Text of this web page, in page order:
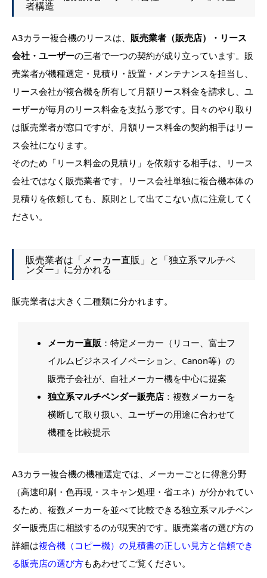
者構造
A3カラー複合機のリースは、 販売業者（販売店）・リース
会社・ユーザーの三者で一つの契約が成り立っています。販
売業者が機種選定・見積り・設置・メンテナンスを担当し、
リース会社が複合機を所有して月額リース料金を請求し、ユ
ーザーが毎月のリース料金を支払う形です。日々のやり取り
は販売業者が窓口ですが、月額リース料金の契約相手はリー
ス会社になります。
そのため「リース料金の見積り」を依頼する相手は、リース
会社ではなく販売業者です。リース会社単独に複合機本体の
見積りを依頼しても、原則として出てこない点に注意してく
ださい。
販売業者は「メーカー直販」と「独立系マルチベ
ンダー」に分かれる
販売業者は大きく二種類に分かれます。
メーカー直販 ：特定メーカー（リコー、富士フ
イルムビジネスイノベーション、Canon等）の
販売子会社が、自社メーカー機を中心に提案
独立系マルチベンダー販売店 ：複数メーカーを
横断して取り扱い、ユーザーの用途に合わせて
機種を比較提示
A3カラー複合機の機種選定では、メーカーごとに得意分野
（高速印刷・色再現・スキャン処理・省エネ）が分かれてい
るため、複数メーカーを並べて比較できる独立系マルチベン
ダー販売店に相談するのが現実的です。販売業者の選び方の
詳細は複合機（コピー機）の見積書の正しい見方と信頼でき
る販売店の選び方もあわせてご覧ください。